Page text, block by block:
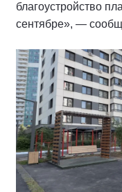
благоустройство
сентябре», —